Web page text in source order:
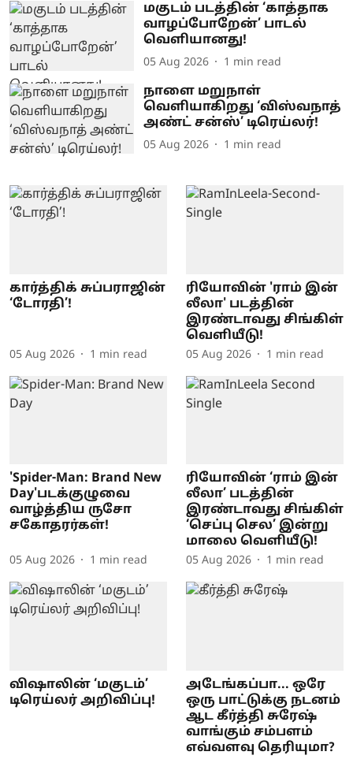
மகுடம் படத்தின் ‘காத்தாக
வாழப்போறேன்’ பாடல்
வெளியானது!
05 Aug 2026 1 min read
நாளை மறுநாள்
வெளியாகிறது ‘விஸ்வநாத்
அண்ட் சன்ஸ்’ டிரெய்லர்!
05 Aug 2026 1 min read
கார்த்திக் சுப்பராஜின்
‘டோரதி’!
05 Aug 2026 1 min read
ரியோவின் 'ராம் இன்
லீலா' படத்தின்
இரண்டாவது சிங்கிள்
வெளியீடு!
05 Aug 2026 1 min read
'Spider-Man: Brand New
Day'படக்குழுவை
வாழ்த்திய ருசோ
சகோதரர்கள்!
05 Aug 2026 1 min read
ரியோவின் ‘ராம் இன்
லீலா’ படத்தின்
இரண்டாவது சிங்கிள்
‘செப்பு செல’ இன்று
மாலை வெளியீடு!
05 Aug 2026 1 min read
விஷாலின் ‘மகுடம்’
டிரெய்லர் அறிவிப்பு!
அடேங்கப்பா... ஒரே
ஒரு பாட்டுக்கு நடனம்
ஆட கீர்த்தி சுரேஷ்
வாங்கும் சம்பளம்
எவ்வளவு தெரியுமா?